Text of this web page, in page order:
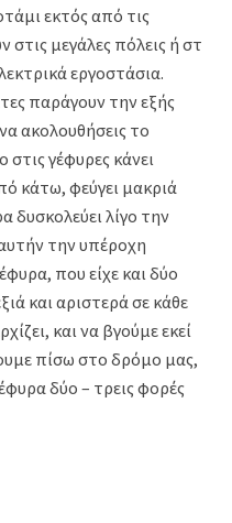
εκτός από τις
μεγάλες πόλεις ή στα
εργοστάσια.
παράγουν την εξής
ακολουθήσεις το
γέφυρες κάνει
κάτω, φεύγει μακριά
δυσκολεύει λίγο την
την υπέροχη
που είχε και δύο
και αριστερά σε κάθε
και να βγούμε εκεί
πίσω στο δρόμο μας,
δύο – τρεις φορές